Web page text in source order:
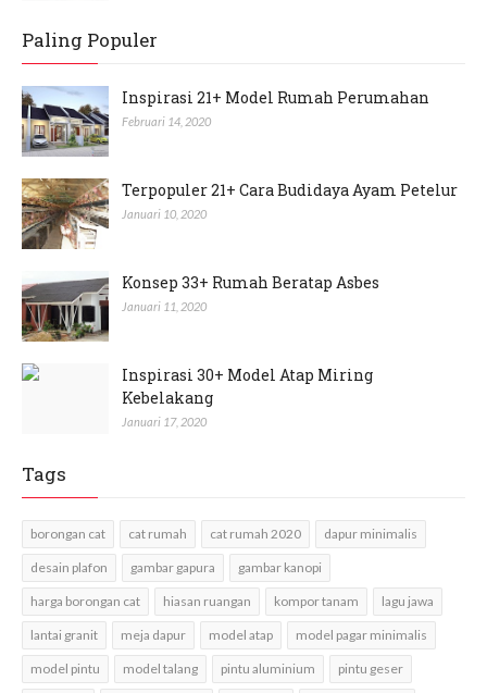
Paling Populer
Inspirasi 21+ Model Rumah Perumahan
Februari 14, 2020
Terpopuler 21+ Cara Budidaya Ayam Petelur
Januari 10, 2020
Konsep 33+ Rumah Beratap Asbes
Januari 11, 2020
Inspirasi 30+ Model Atap Miring
Kebelakang
Januari 17, 2020
Tags
borongan cat cat rumah cat rumah 2020 dapur minimalis
desain plafon gambar gapura gambar kanopi
harga borongan cat hiasan ruangan kompor tanam lagu jawa
lantai granit meja dapur model atap model pagar minimalis
model pintu model talang pintu aluminium pintu geser